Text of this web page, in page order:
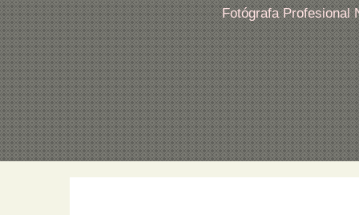
Fotógrafa Profesional